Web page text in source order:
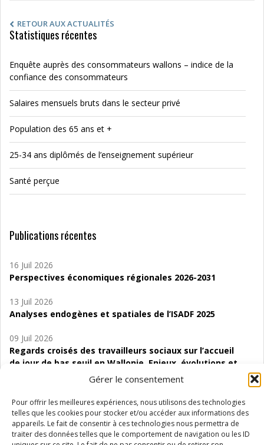
Gérer le consentement
Pour offrir les meilleures expériences, nous utilisons des technologies
telles que les cookies pour stocker et/ou accéder aux informations des
appareils. Le fait de consentir à ces technologies nous permettra de
traiter des données telles que le comportement de navigation ou les ID
RETOUR AUX ACTUALITÉS
Statistiques récentes
Enquête auprès des consommateurs wallons – indice de la
confiance des consommateurs
Salaires mensuels bruts dans le secteur privé
Population des 65 ans et +
25-34 ans diplômés de l’enseignement supérieur
Santé perçue
Publications récentes
16 Juil 2026
Perspectives économiques régionales 2026-2031
13 Juil 2026
Analyses endogènes et spatiales de l’ISADF 2025
09 Juil 2026
Regards croisés des travailleurs sociaux sur l’accueil
de jour de bas seuil en Wallonie. Enjeux, évolutions et
06 Juil 2026
Étude d’évaluabilité des Structures
d’accompagnement à l’autocréation d’emploi (SAACE)